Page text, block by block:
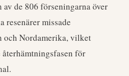
de 806 förseningarna över
resenärer missade
Nordamerika, vilket
för